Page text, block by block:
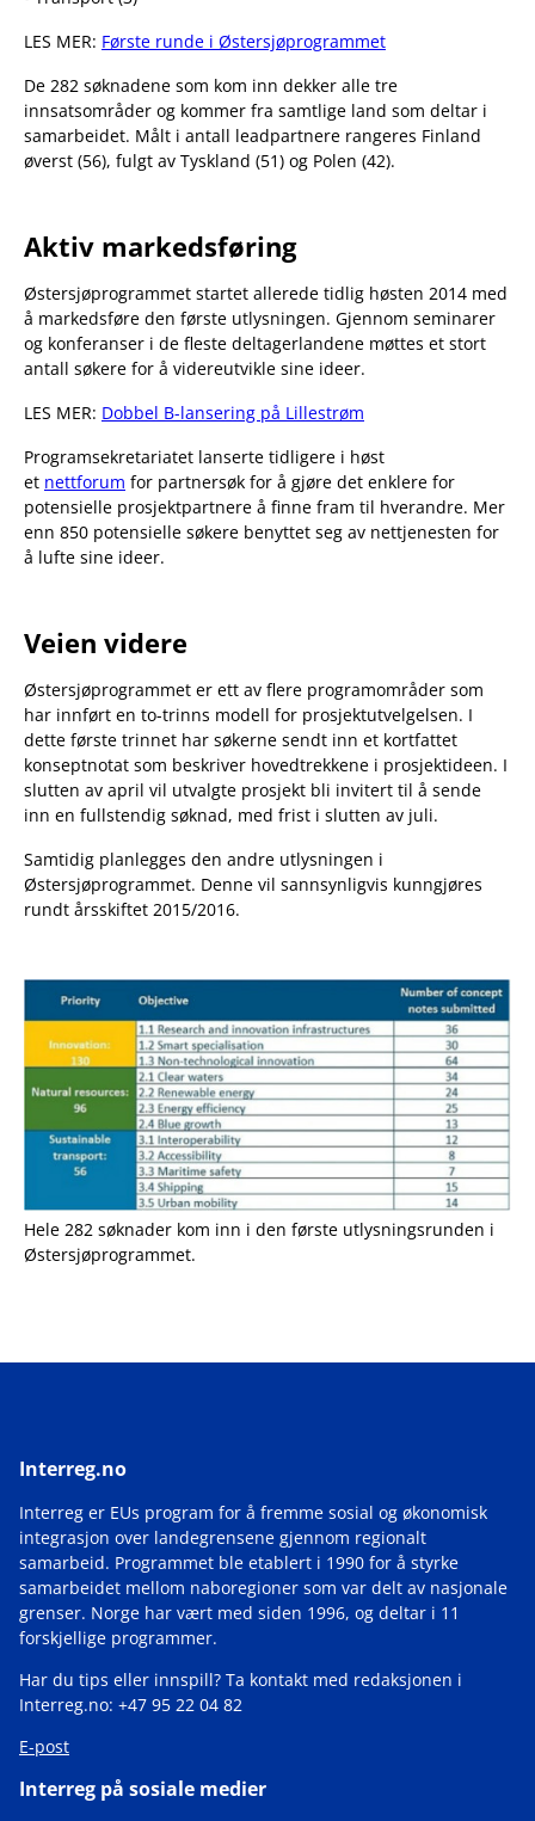
LES MER: Første runde i Østersjøprogrammet
De 282 søknadene som kom inn dekker alle tre
innsatsområder og kommer fra samtlige land som deltar i
samarbeidet. Målt i antall leadpartnere rangeres Finland
øverst (56), fulgt av Tyskland (51) og Polen (42).
Aktiv markedsføring
Østersjøprogrammet startet allerede tidlig høsten 2014 med
å markedsføre den første utlysningen. Gjennom seminarer
og konferanser i de fleste deltagerlandene møttes et stort
antall søkere for å videreutvikle sine ideer.
LES MER: Dobbel B-lansering på Lillestrøm
Programsekretariatet lanserte tidligere i høst
et nettforum for partnersøk for å gjøre det enklere for
potensielle prosjektpartnere å finne fram til hverandre. Mer
enn 850 potensielle søkere benyttet seg av nettjenesten for
å lufte sine ideer.
Veien videre
Østersjøprogrammet er ett av flere programområder som
har innført en to-trinns modell for prosjektutvelgelsen. I
dette første trinnet har søkerne sendt inn et kortfattet
konseptnotat som beskriver hovedtrekkene i prosjektideen. I
slutten av april vil utvalgte prosjekt bli invitert til å sende
inn en fullstendig søknad, med frist i slutten av juli.
Samtidig planlegges den andre utlysningen i
Østersjøprogrammet. Denne vil sannsynligvis kunngjøres
rundt årsskiftet 2015/2016.
Hele 282 søknader kom inn i den første utlysningsrunden i
Østersjøprogrammet.
Interreg.no
Interreg er EUs program for å fremme sosial og økonomisk
integrasjon over landegrensene gjennom regionalt
samarbeid. Programmet ble etablert i 1990 for å styrke
samarbeidet mellom naboregioner som var delt av nasjonale
grenser. Norge har vært med siden 1996, og deltar i 11
forskjellige programmer.
Har du tips eller innspill? Ta kontakt med redaksjonen i
Interreg.no: +47 95 22 04 82
E-post
Interreg på sosiale medier